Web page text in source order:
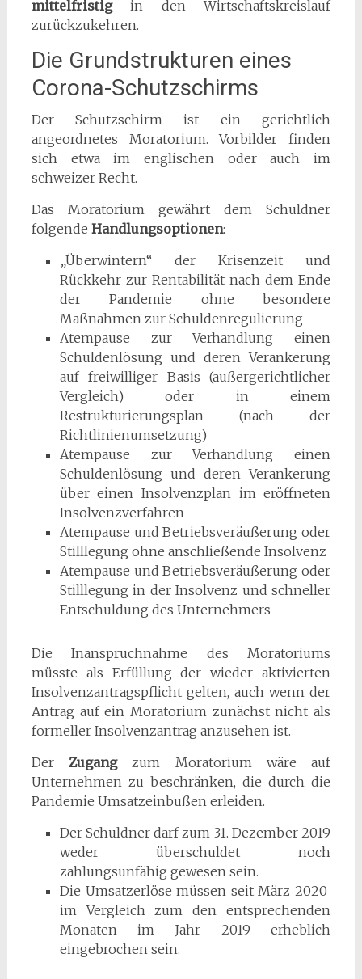
mittelfristigin den Wirtschaftskreislauf
zurückzukehren.
Die Grundstrukturen eines
Corona-Schutzschirms
Der Schutzschirm ist ein gerichtlich
angeordnetes Moratorium. Vorbilder finden
sich etwa im englischen oder auch im
schweizer Recht.
Das Moratorium gewährt dem Schuldner
folgende Handlungsoptionen:
„Überwintern“ der Krisenzeit und
Rückkehr zur Rentabilität nach dem Ende
der Pandemie ohne besondere
Maßnahmen zur Schuldenregulierung
Atempause zur Verhandlung einen
Schuldenlösung und deren Verankerung
auf freiwilliger Basis (außergerichtlicher
Vergleich) oder in einem
Restrukturierungsplan (nach der
Richtlinienumsetzung)
Atempause zur Verhandlung einen
Schuldenlösung und deren Verankerung
über einen Insolvenzplan im eröffneten
Insolvenzverfahren
Atempause und Betriebsveräußerung oder
Stilllegung ohne anschließende Insolvenz
Atempause und Betriebsveräußerung oder
Stilllegung in der Insolvenz und schneller
Entschuldung des Unternehmers
Die Inanspruchnahme des Moratoriums
müsste als Erfüllung der wieder aktivierten
Insolvenzantragspflicht gelten, auch wenn der
Antrag auf ein Moratorium zunächst nicht als
formeller Insolvenzantrag anzusehen ist.
DerZugangzum Moratorium wäre auf
Unternehmen zu beschränken, die durch die
Pandemie Umsatzeinbußen erleiden.
Der Schuldner darf zum 31. Dezember 2019
weder überschuldet noch
zahlungsunfähig gewesen sein.
Die Umsatzerlöse müssen seit März 2020
im Vergleich zum den entsprechenden
Monaten im Jahr 2019 erheblich
eingebrochen sein.